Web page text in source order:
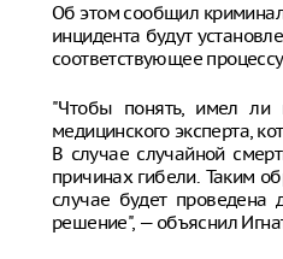
Об этом сообщил
инцидента будут
соответствующее
"Чтобы понять, имел ли
медицинского эксперта,
В случае случайной
причинах гибели. Таким
случае будет проведена
решение", — объяснил